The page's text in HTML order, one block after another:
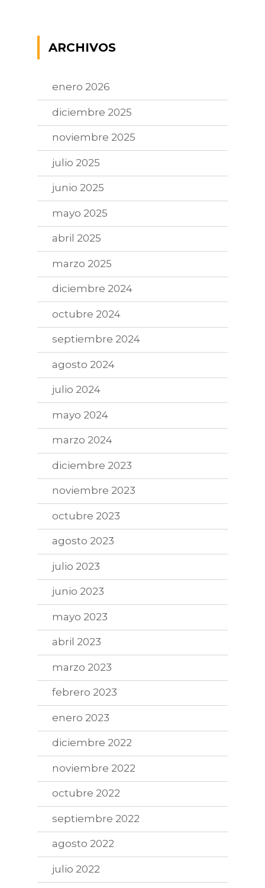
ARCHIVOS
enero 2026
diciembre 2025
noviembre 2025
julio 2025
junio 2025
mayo 2025
abril 2025
marzo 2025
diciembre 2024
octubre 2024
septiembre 2024
agosto 2024
julio 2024
mayo 2024
marzo 2024
diciembre 2023
noviembre 2023
octubre 2023
agosto 2023
julio 2023
junio 2023
mayo 2023
abril 2023
marzo 2023
febrero 2023
enero 2023
diciembre 2022
noviembre 2022
octubre 2022
septiembre 2022
agosto 2022
julio 2022